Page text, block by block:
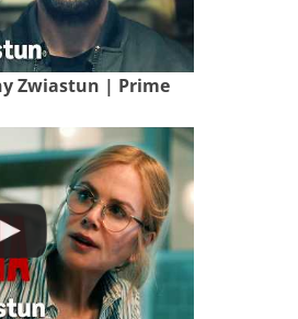
Zwiastun | Prime